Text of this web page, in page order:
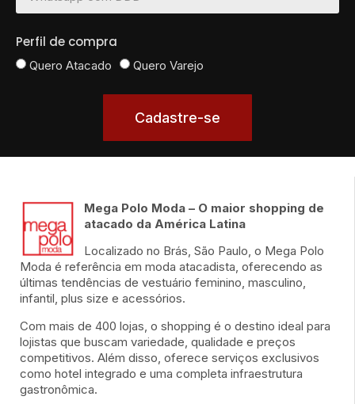
Perfil de compra
Quero Atacado Quero Varejo
Cadastre-se
Mega Polo Moda – O maior shopping de
atacado da América Latina
Localizado no Brás, São Paulo, o Mega Polo
Moda é referência em moda atacadista, oferecendo as
últimas tendências de vestuário feminino, masculino,
infantil, plus size e acessórios.
Com mais de 400 lojas, o shopping é o destino ideal para
lojistas que buscam variedade, qualidade e preços
competitivos. Além disso, oferece serviços exclusivos
como hotel integrado e uma completa infraestrutura
gastronômica.